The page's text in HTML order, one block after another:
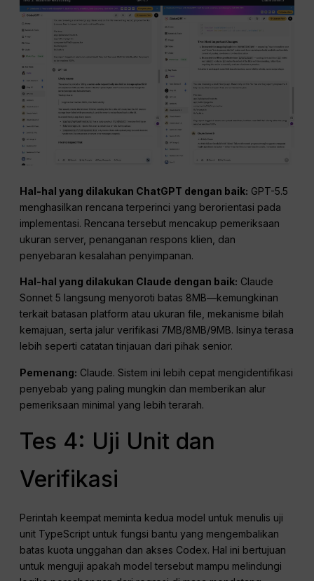
Hal-hal yang dilakukan ChatGPT dengan baik: GPT-5.5
menghasilkan rencana terperinci yang berorientasi pada
implementasi. Rencana tersebut mencakup pemeriksaan
ukuran server, penanganan respons klien, dan
penyebaran kesalahan penyimpanan.
Hal-hal yang dilakukan Claude dengan baik: Claude
Sonnet 5 langsung menyoroti batas 8MB—kemungkinan
terkait batasan platform atau ukuran file, mekanisme bilah
kemajuan, serta jalur verifikasi 7MB/8MB/9MB. Isinya terasa
lebih seperti catatan tinjauan dari pihak senior.
Pemenang: Claude. Sistem ini lebih cepat mengidentifikasi
penyebab yang paling mungkin dan memberikan alur
pemeriksaan minimal yang lebih terarah.
Tes 4: Uji Unit dan
Verifikasi
Perintah keempat meminta kedua model untuk menulis uji
unit TypeScript untuk fungsi bantu yang mengembalikan
batas kuota unggahan dan akses Codex. Hal ini bertujuan
untuk menguji apakah model tersebut mampu melindungi